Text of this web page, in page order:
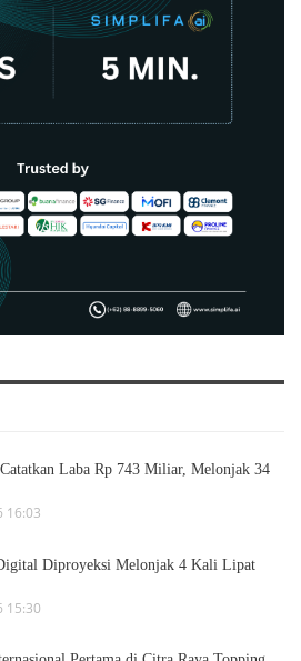
Laba Rp 743 Miliar, Melonjak 34
16:03
Diproyeksi Melonjak 4 Kali Lipat
15:30